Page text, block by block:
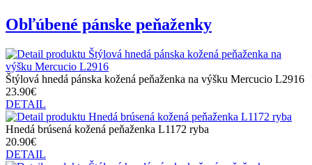
Obľúbené pánske peňaženky
Štýlová hnedá pánska kožená peňaženka na výšku Mercucio L2916
23.90€
DETAIL
Hnedá brúsená kožená peňaženka L1172 ryba
20.90€
DETAIL